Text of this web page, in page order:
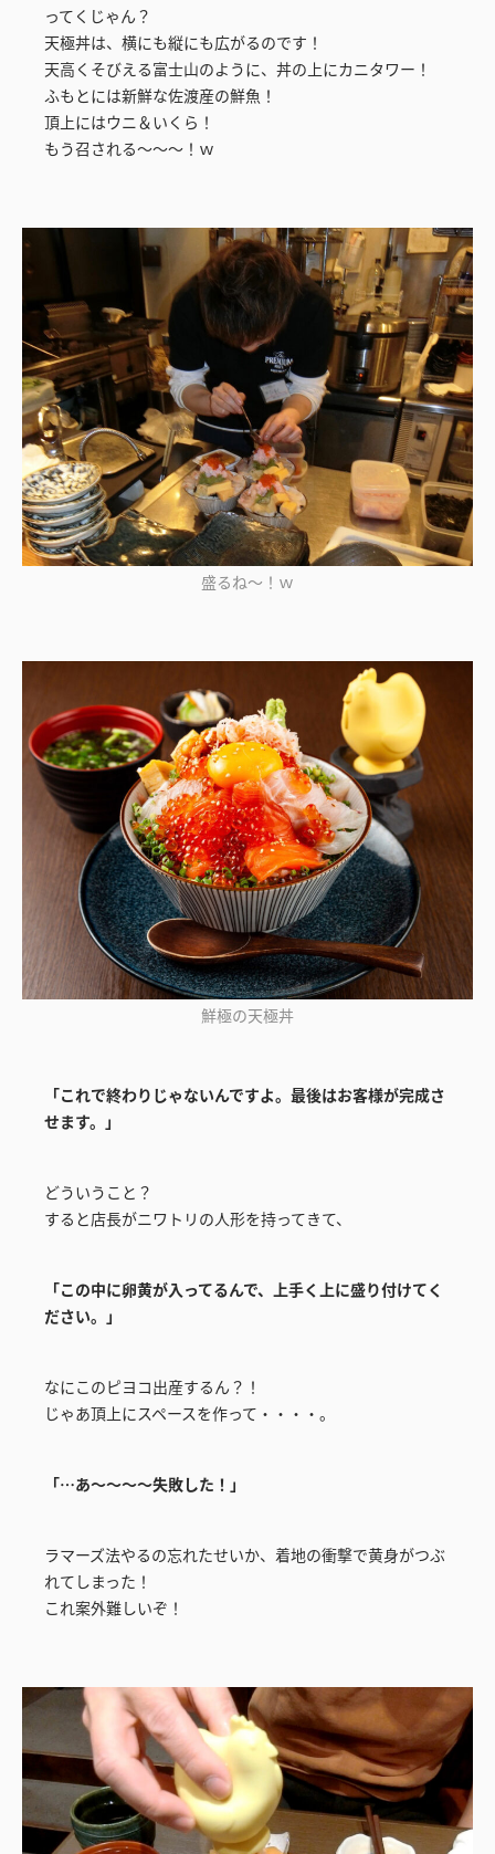
ってくじゃん？
天極丼は、横にも縦にも広がるのです！
天高くそびえる富士山のように、丼の上にカニタワー！
ふもとには新鮮な佐渡産の鮮魚！
頂上にはウニ＆いくら！
もう召される～～～！ｗ
盛るね～！ｗ
鮮極の天極丼
「これで終わりじゃないんですよ。最後はお客様が完成さ
せます。」
どういうこと？
すると店長がニワトリの人形を持ってきて、
「この中に卵黄が入ってるんで、上手く上に盛り付けてく
ださい。」
なにこのピヨコ出産するん？！
じゃあ頂上にスペースを作って・・・・。
「…あ～～～～失敗した！」
ラマーズ法やるの忘れたせいか、着地の衝撃で黄身がつぶ
れてしまった！
これ案外難しいぞ！